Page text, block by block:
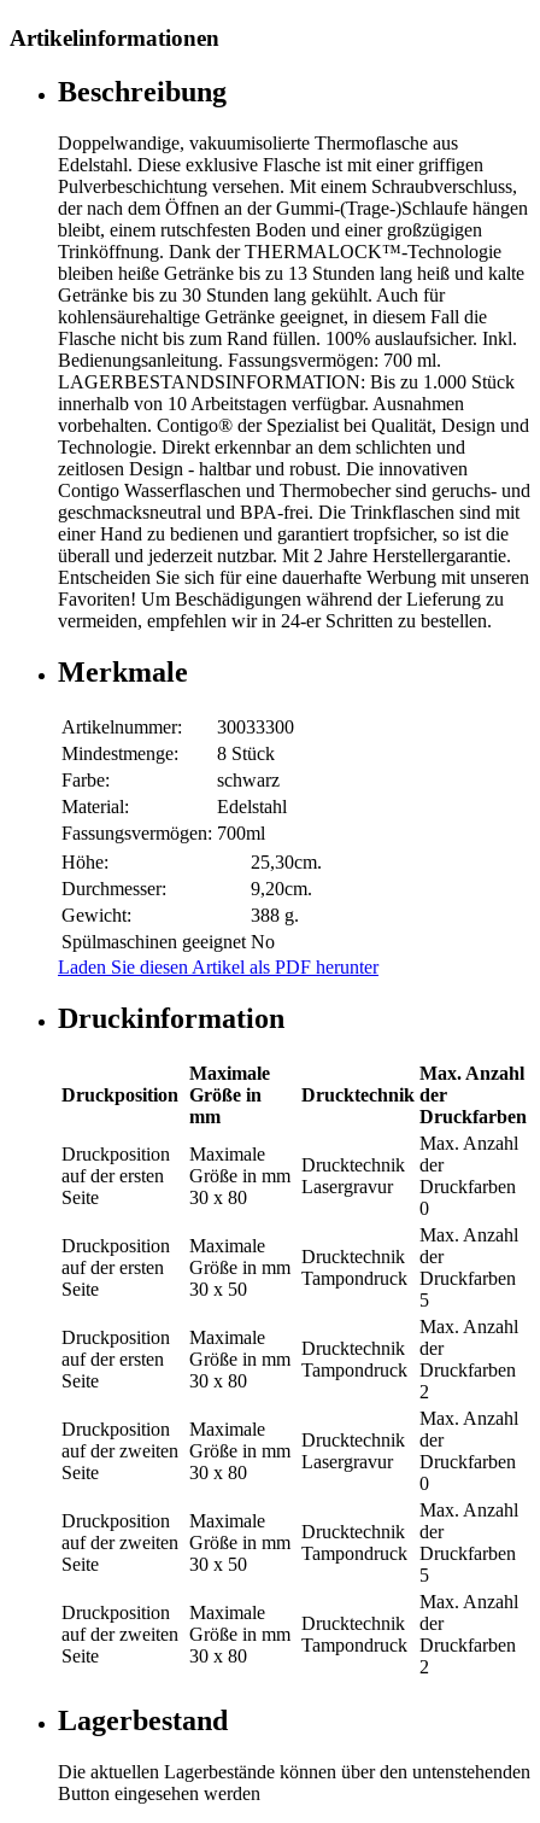
Artikelinformationen
Beschreibung
Doppelwandige, vakuumisolierte Thermoflasche aus
Edelstahl. Diese exklusive Flasche ist mit einer griffigen
Pulverbeschichtung versehen. Mit einem Schraubverschluss,
der nach dem Öffnen an der Gummi-(Trage-)Schlaufe hängen
bleibt, einem rutschfesten Boden und einer großzügigen
Trinköffnung. Dank der THERMALOCK™-Technologie
bleiben heiße Getränke bis zu 13 Stunden lang heiß und kalte
Getränke bis zu 30 Stunden lang gekühlt. Auch für
kohlensäurehaltige Getränke geeignet, in diesem Fall die
Flasche nicht bis zum Rand füllen. 100% auslaufsicher. Inkl.
Bedienungsanleitung. Fassungsvermögen: 700 ml.
LAGERBESTANDSINFORMATION: Bis zu 1.000 Stück
innerhalb von 10 Arbeitstagen verfügbar. Ausnahmen
vorbehalten. Contigo® der Spezialist bei Qualität, Design und
Technologie. Direkt erkennbar an dem schlichten und
zeitlosen Design - haltbar und robust. Die innovativen
Contigo Wasserflaschen und Thermobecher sind geruchs- und
geschmacksneutral und BPA-frei. Die Trinkflaschen sind mit
einer Hand zu bedienen und garantiert tropfsicher, so ist die
überall und jederzeit nutzbar. Mit 2 Jahre Herstellergarantie.
Entscheiden Sie sich für eine dauerhafte Werbung mit unseren
Favoriten! Um Beschädigungen während der Lieferung zu
vermeiden, empfehlen wir in 24-er Schritten zu bestellen.
Merkmale
Artikelnummer:
30033300
Mindestmenge:
8 Stück
Farbe:
schwarz
Material:
Edelstahl
Fassungsvermögen: 700ml
Höhe:
25,30cm.
Durchmesser:
9,20cm.
Gewicht:
388 g.
Spülmaschinen geeignet No
Laden Sie diesen Artikel als PDF herunter
Druckinformation
Druckposition
Maximale
Größe in
mm
Drucktechnik
Max. Anzahl
der
Druckfarben
Druckposition
auf der ersten
Seite
Maximale
Größe in mm
30 x 80
Drucktechnik
Lasergravur
Max. Anzahl
der
Druckfarben
0
Druckposition
auf der ersten
Seite
Maximale
Größe in mm
30 x 50
Drucktechnik
Tampondruck
Max. Anzahl
der
Druckfarben
5
Druckposition
auf der ersten
Seite
Maximale
Größe in mm
30 x 80
Drucktechnik
Tampondruck
Max. Anzahl
der
Druckfarben
2
Druckposition
auf der zweiten
Seite
Maximale
Größe in mm
30 x 80
Drucktechnik
Lasergravur
Max. Anzahl
der
Druckfarben
0
Druckposition
auf der zweiten
Seite
Maximale
Größe in mm
30 x 50
Drucktechnik
Tampondruck
Max. Anzahl
der
Druckfarben
5
Druckposition
auf der zweiten
Seite
Maximale
Größe in mm
30 x 80
Drucktechnik
Tampondruck
Max. Anzahl
der
Druckfarben
2
Lagerbestand
Die aktuellen Lagerbestände können über den untenstehenden
Button eingesehen werden